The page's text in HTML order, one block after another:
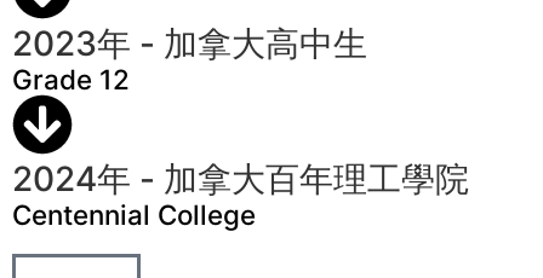
2023年 - 加拿大高中生
Grade 12
2024年 - 加拿大百年理工學院
Centennial College